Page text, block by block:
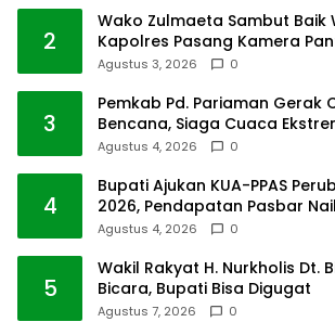
2
Wako Zulmaeta Sambut Baik
Kapolres Pasang Kamera
Agustus 3, 2026 0
3
Pemkab Pd. Pariaman Gerak
Bencana, Siaga Cuaca
Agustus 4, 2026 0
4
Bupati Ajukan KUA-PPAS
2026, Pendapatan Pasbar
Agustus 4, 2026 0
5
Wakil Rakyat H. Nurkholis Dt.
Bicara, Bupati Bisa Digugat
Agustus 7, 2026 0